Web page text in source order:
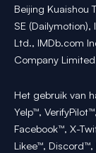
Beijing Kuaishou
SE
Ltd., IMDb.com
Company
Het gebruik van
Yelp™,
Facebook™, X-
Likee™,